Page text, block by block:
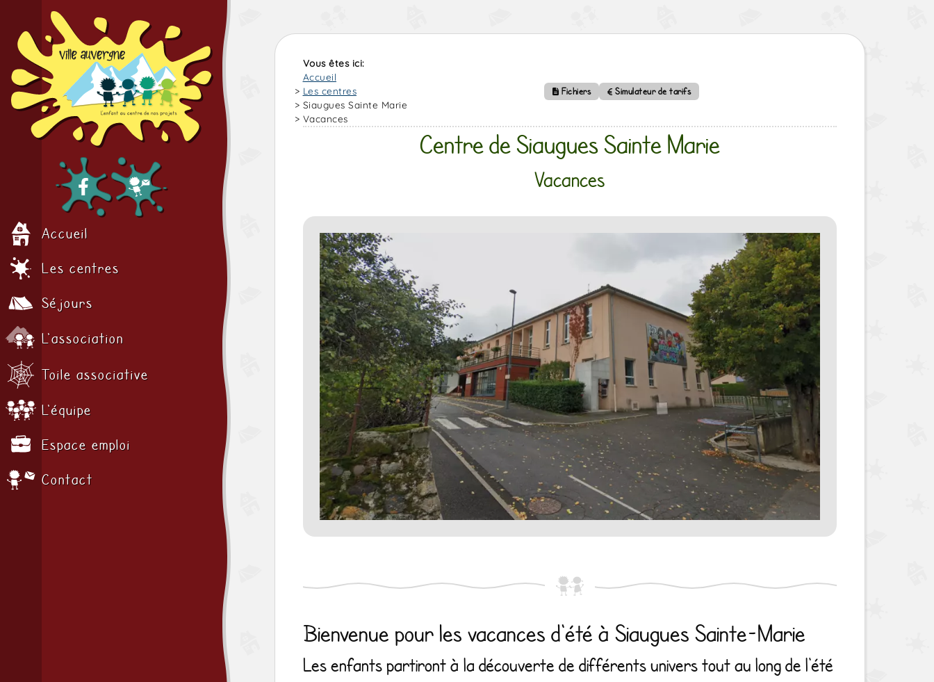
Accueil
Les centres
Séjours
L'association
Toile associative
L'équipe
Espace emploi
Contact
Vous êtes ici:
Accueil
Les centres
Siaugues Sainte Marie
Vacances
Fichiers Simulateur de tarifs
Centre de Siaugues Sainte Marie
Vacances
Bienvenue pour les vacances d'été à Siaugues Sainte-Marie
Les enfants partiront à la découverte de différents univers tout au long de l'été